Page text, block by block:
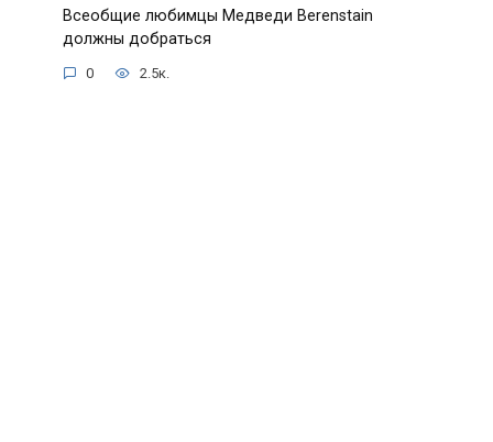
Всеобщие любимцы Медведи Berenstain
должны добраться
0 2.5к.